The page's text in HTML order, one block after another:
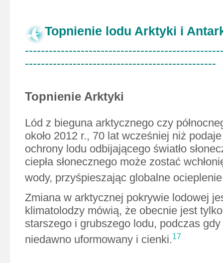
Topnienie lodu Arktyki i
------------------------------------------------
Topnienie Arktyki
Lód z bieguna arktycznego czy
około 2012 r., 70 lat wcześniej niż
ochrony lodu odbijającego światło
ciepła słonecznego może zostać
wody, przyśpieszając globalne
Zmiana w arktycznej pokrywie lodowej
klimatolodzy mówią, że obecnie jest
starszego i grubszego lodu, podczas
niedawno uformowany i cienki.17